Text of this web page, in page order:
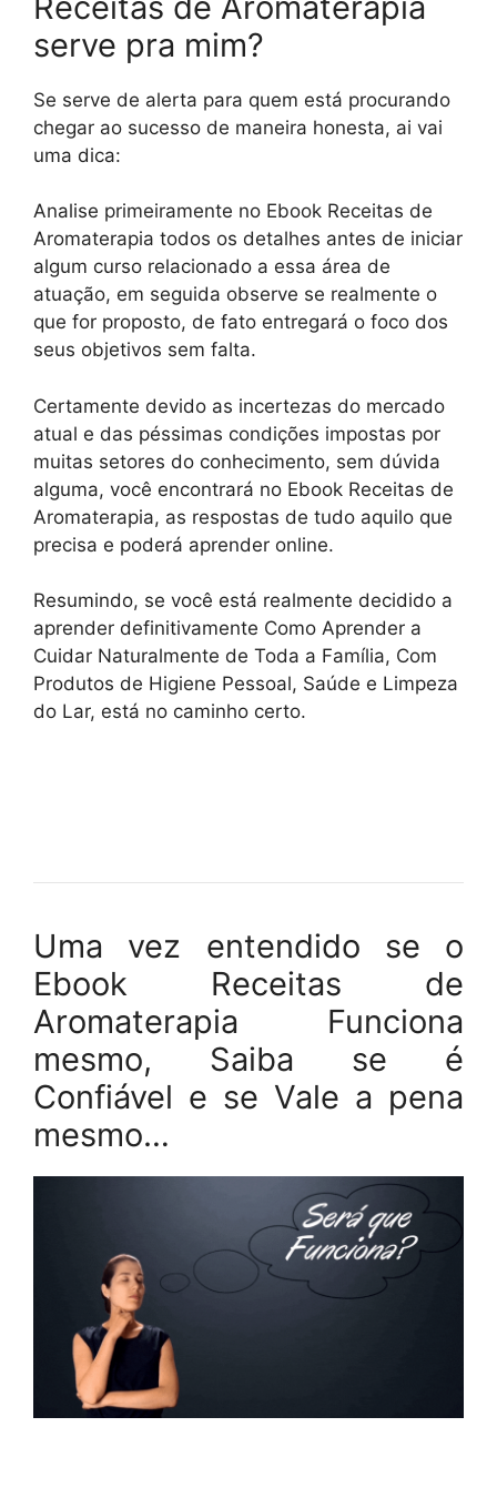
serve pra mim?
Se serve de alerta para quem está procurando
chegar ao sucesso de maneira honesta, ai vai
uma dica:
Analise primeiramente no Ebook Receitas de
Aromaterapia todos os detalhes antes de iniciar
algum curso relacionado a essa área de
atuação, em seguida observe se realmente o
que for proposto, de fato entregará o foco dos
seus objetivos sem falta.
Certamente devido as incertezas do mercado
atual e das péssimas condições impostas por
muitas setores do conhecimento, sem dúvida
alguma, você encontrará no Ebook Receitas de
Aromaterapia, as respostas de tudo aquilo que
precisa e poderá aprender online.
Resumindo, se você está realmente decidido a
aprender definitivamente Como Aprender a
Cuidar Naturalmente de Toda a Família, Com
Produtos de Higiene Pessoal, Saúde e Limpeza
do Lar, está no caminho certo.
Uma vez entendido se o
Ebook Receitas de
Aromaterapia Funciona
mesmo, Saiba se é
Confiável e se Vale a pena
mesmo…